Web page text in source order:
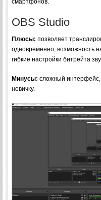
OBS Studio
Плюсы: позволяет
одновременно; возможность
гибкие настройки битрейта
Минусы: сложный интерфейс,
новичку.